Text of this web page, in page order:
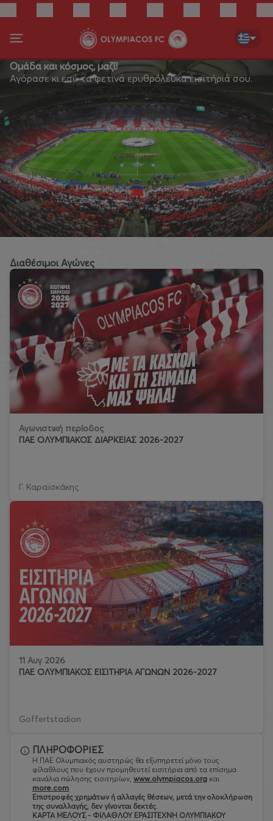
Ομάδα και κόσμος, μαζί!
Αγόρασε κι εσύ τα φετινά ερυθρόλευκα εισιτήριά σου.
Διαθέσιμοι Αγώνες
Αγωνιστική περίοδος
ΠΑΕ ΟΛΥΜΠΙΑΚΟΣ ΔΙΑΡΚΕΙΑΣ 2026-2027
Γ. Καραϊσκάκης
11 Αυγ 2026
ΠΑΕ ΟΛΥΜΠΙΑΚΟΣ ΕΙΣΙΤΗΡΙΑ ΑΓΩΝΩΝ 2026-2027
Goffertstadion
ΠΛΗΡΟΦΟΡΙΕΣ
Η ΠΑΕ Ολυμπιακός αυστηρώς θα εξυπηρετεί μόνο τους
φίλαθλους που έχουν προμηθευτεί εισιτήρια από τα επίσημα
κανάλια πώλησης εισιτηρίων, www.olympiacos.org και
more.com.
Eπιστροφές χρημάτων ή αλλαγές θέσεων, μετά την ολοκλήρωση
της συναλλαγής, δεν γίνονται δεκτές.
ΚΑΡΤΑ ΜΕΛΟΥΣ - ΦΙΛΑΘΛΟΥ ΕΡΑΣΙΤΕΧΝΗ ΟΛΥΜΠΙΑΚΟΥ